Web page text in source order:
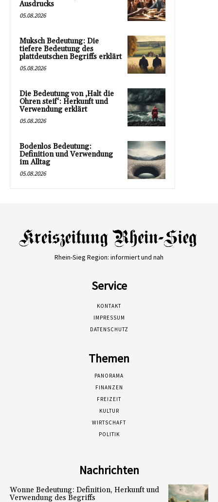
Ausdrucks
05.08.2026
Muksch Bedeutung: Die
tiefere Bedeutung des
plattdeutschen Begriffs erklärt
05.08.2026
Die Bedeutung von ‚Halt die
Ohren steif‘: Herkunft und
Verwendung erklärt
05.08.2026
Bodenlos Bedeutung:
Definition und Verwendung
im Alltag
05.08.2026
Rhein-Sieg Region: informiert und nah
Service
KONTAKT
IMPRESSUM
DATENSCHUTZ
Themen
PANORAMA
FINANZEN
FREIZEIT
KULTUR
WIRTSCHAFT
POLITIK
Nachrichten
Wonne Bedeutung: Definition, Herkunft und
Verwendung des Begriffs